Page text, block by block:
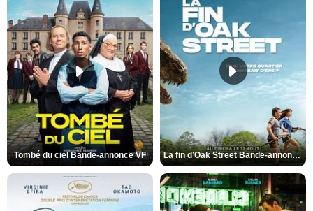
Tombé du ciel Bande-annonce VF La fin d’Oak Street Bande-annonce VO STFR